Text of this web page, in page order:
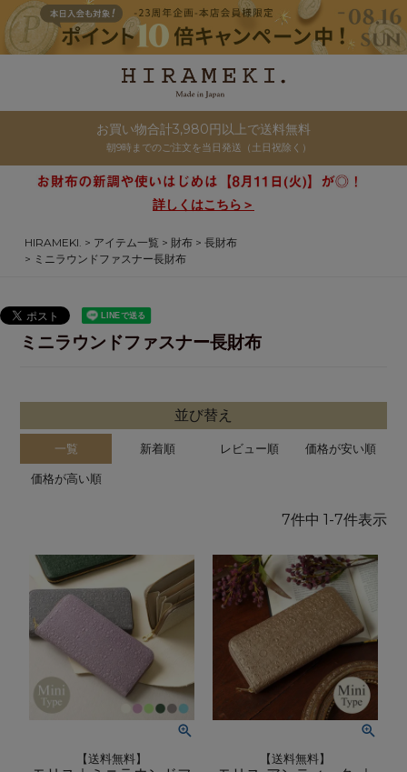
お買い物合計3,980円以上で送料無料
朝9時までのご注文を当日発送（土日祝除く）
詳しくはこちら＞
HIRAMEKI. アイテム一覧 財布
長財布
ミニラウンドファスナー長財布
ミニラウンドファスナー長財布
並び替え
一覧 新着順 レビュー順 価格が安い順
価格が高い順
7件中 1 -7件表示
【送料無料】 【送料無料】